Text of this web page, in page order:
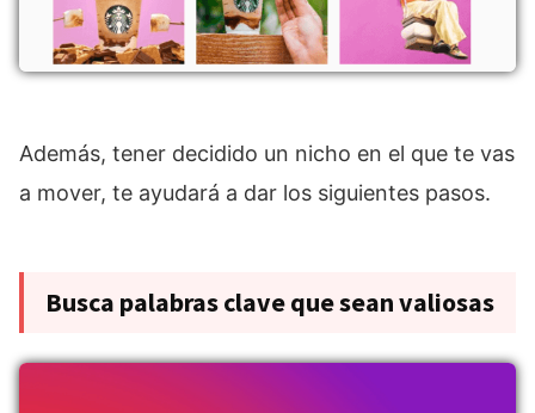
Además, tener decidido un nicho en el que te vas
a mover, te ayudará a dar los siguientes pasos.
Busca palabras clave que sean valiosas